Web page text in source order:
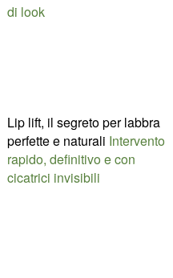
di look
Lip lift, il segreto per labbra
perfette e naturali Intervento
rapido, definitivo e con
cicatrici invisibili